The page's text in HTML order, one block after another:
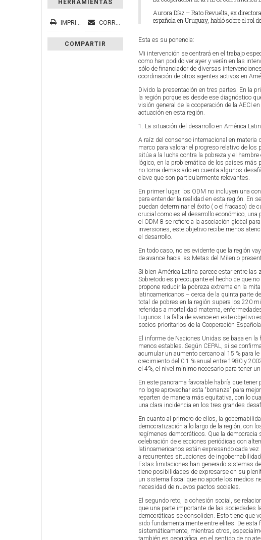
HERRAMIENTAS
IMPRIMIR CORREO ELECTRÓNICO
COMPARTIR
Aurora Díaz – Rato Revuelta, ex
española en Uruguay, habló sobre el rol
Esta es su ponencia:
Mi intervención se centrará en el trabajo
como han podido ver ayer y verán en las
sólo de financiador de diversas
coordinación de otros agentes activos en
Divido la presentación en tres partes. En la
la región porque es desde ese diagnóstico
visión general de la cooperación de la AECI
actuación en esta región.
1. La situación del desarrollo en América
A raíz del consenso internacional en materia
marco para valorar el progreso relativo de
sitúa a la lucha contra la pobreza y el
lógico, en la problemática de los países
no toma demasiado en cuenta algunos
clave que son particularmente relevantes.
En primer lugar, los ODM no incluyen una
para entender la realidad en esta región. En
puedan determinar el éxito ( o el fracaso) de
crucial como es el desarrollo económico,
el ODM 8 se refiere a la asociación global
inversiones, este objetivo recibe menos
el desarrollo.
En todo caso, no es evidente que la región
de avance hacia las Metas del Milenio
Si bien América Latina parece estar entre
Sobretodo es preocupante el hecho de que
propone reducir la pobreza extrema en la
latinoamericanos – cerca de la quinta parte
total de pobres en la región supera los 220
referidas a mortalidad materna,
tugurios. La falta de avance en este objetivo
socios prioritarios de la Cooperación
El informe de Naciones Unidas se basa en
menos estables. Según CEPAL, si se
acumular un aumento cercano al 15 % para
crecimiento del 0.1 % anual entre 1980 y
el 4%, el nivel mínimo necesario para tener
En este panorama favorable habría que
no logre aprovechar esta “bonanza” para
reparten de manera más equitativa, con lo
una clara incidencia en los tres grandes
En cuanto al primero de ellos, la
democratización a lo largo de la región, con
regímenes democráticos. Que la democracia
celebración de elecciones periódicas con
latinoamericanos están expresando cada
a recurrentes situaciones de
Estas limitaciones han generado sistemas
tiene posibilidades de expresarse en su
un sistema fiscal que no aporte los medios
necesidad de nuevos pactos sociales.
El segundo reto, la cohesión social, se
que una parte importante de las
democráticas se consoliden. Esto tiene que
sido fundamentalmente entre elites. De
sistemáticamente, mientras otros,
también es geográfica, en el sentido de no